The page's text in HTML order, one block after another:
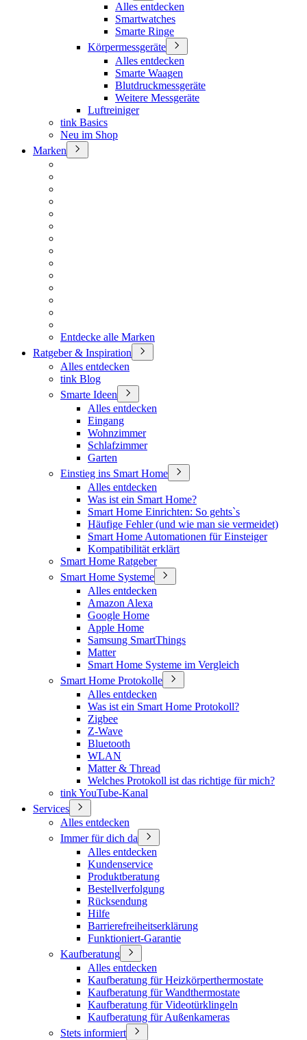
Alles entdecken
Smartwatches
Smarte Ringe
Körpermessgeräte
Alles entdecken
Smarte Waagen
Blutdruckmessgeräte
Weitere Messgeräte
Luftreiniger
tink Basics
Neu im Shop
Marken
Entdecke alle Marken
Ratgeber & Inspiration
Alles entdecken
tink Blog
Smarte Ideen
Alles entdecken
Eingang
Wohnzimmer
Schlafzimmer
Garten
Einstieg ins Smart Home
Alles entdecken
Was ist ein Smart Home?
Smart Home Einrichten: So gehts`s
Häufige Fehler (und wie man sie vermeidet)
Smart Home Automationen für Einsteiger
Kompatibilität erklärt
Smart Home Ratgeber
Smart Home Systeme
Alles entdecken
Amazon Alexa
Google Home
Apple Home
Samsung SmartThings
Matter
Smart Home Systeme im Vergleich
Smart Home Protokolle
Alles entdecken
Was ist ein Smart Home Protokoll?
Zigbee
Z-Wave
Bluetooth
WLAN
Matter & Thread
Welches Protokoll ist das richtige für mich?
tink YouTube-Kanal
Services
Alles entdecken
Immer für dich da
Alles entdecken
Kundenservice
Produktberatung
Bestellverfolgung
Rücksendung
Hilfe
Barrierefreiheitserklärung
Funktioniert-Garantie
Kaufberatung
Alles entdecken
Kaufberatung für Heizkörperthermostate
Kaufberatung für Wandthermostate
Kaufberatung für Videotürklingeln
Kaufberatung für Außenkameras
Stets informiert